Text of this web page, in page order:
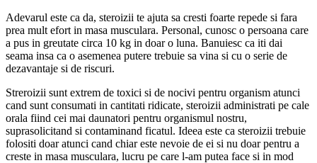
Adevarul este ca da, steroizii te ajuta sa cresti foarte repede si fara
prea mult efort in masa musculara. Personal, cunosc o persoana care
a pus in greutate circa 10 kg in doar o luna. Banuiesc ca iti dai
seama insa ca o asemenea putere trebuie sa vina si cu o serie de
dezavantaje si de riscuri.
Streroizii sunt extrem de toxici si de nocivi pentru organism atunci
cand sunt consumati in cantitati ridicate, steroizii administrati pe cale
orala fiind cei mai daunatori pentru organismul nostru,
suprasolicitand si contaminand ficatul. Ideea este ca steroizii trebuie
folositi doar atunci cand chiar este nevoie de ei si nu doar pentru a
creste in masa musculara, lucru pe care l-am putea face si in mod